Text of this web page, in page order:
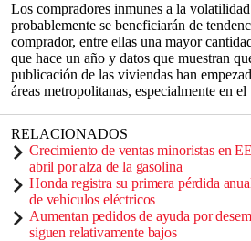
Los compradores inmunes a la
probablemente se beneficiarán de
comprador, entre ellas una mayor
que hace un año y datos que muestran
publicación de las viviendas han
áreas metropolitanas, especialmente en
RELACIONADOS
Crecimiento de ventas minoristas en
abril por alza de la gasolina
Honda registra su primera pérdida
de vehículos eléctricos
Aumentan pedidos de ayuda por
siguen relativamente bajos